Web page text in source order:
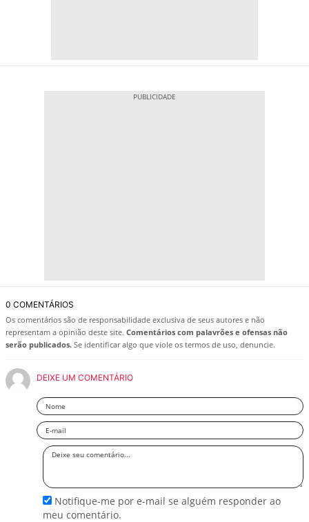
0 COMENTÁRIOS
Os comentários são de responsabilidade exclusiva de seus autores e não
representam a opinião deste site. Comentários com palavrões e ofensas não
serão publicados. Se identificar algo que viole os termos de uso, denuncie.
DEIXE UM COMENTÁRIO
Nome
Email
Deixe
Notifique-me por e-mail se alguém responder ao
meu comentário.